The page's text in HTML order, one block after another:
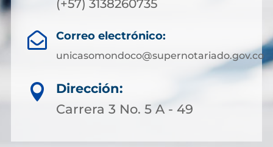
(+57) 3138260735
 Correo electrónico:
unicasomondoco@supernotariado.gov.co

Dirección:
Carrera 3 No. 5 A - 49